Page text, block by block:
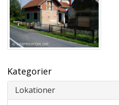
Kategorier
Lokationer